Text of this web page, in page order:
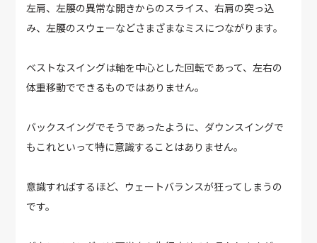
左肩、左腰の異常な開きからのスライス、右肩の突っ込
み、左腰のスウェーなどさまざまなミスにつながります。
ベストなスイングは軸を中心とした回転であって、左右の
体重移動でできるものではありません。
バックスイングでそうであったように、ダウンスイングで
もこれといって特に意識することはありません。
意識すればするほど、ウェートバランスが狂ってしまうの
です。